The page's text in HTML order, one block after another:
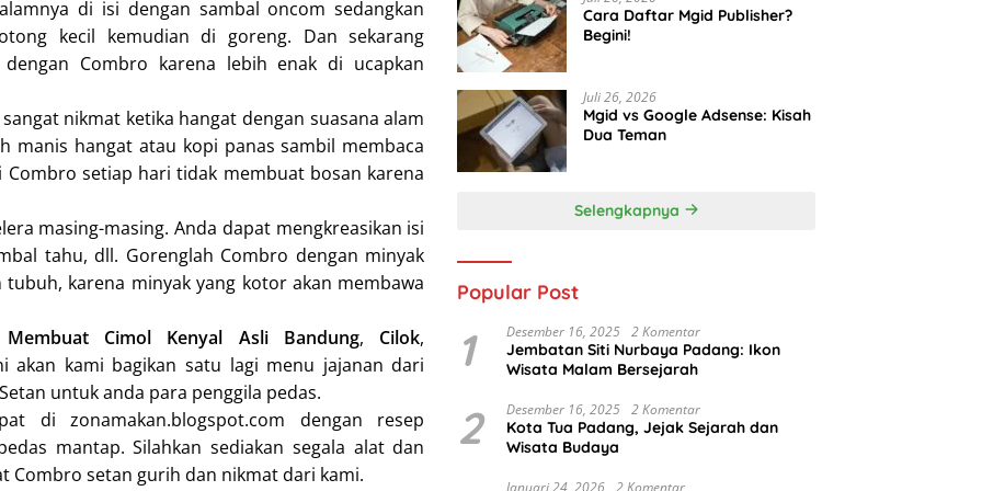
di isi dengan sambal oncom sedangkan
kecil kemudian di goreng. Dan sekarang
Combro karena lebih enak di ucapkan
nikmat ketika hangat dengan suasana alam
manis hangat atau kopi panas sambil membaca
setiap hari tidak membuat bosan karena
masing-masing. Anda dapat mengkreasikan isi
tahu, dll. Gorenglah Combro dengan minyak
karena minyak yang kotor akan membawa
Membuat Cimol Kenyal Asli Bandung, Cilok,
kami bagikan satu lagi menu jajanan dari
untuk anda para penggila pedas.
di zonamakan.blogspot.com dengan resep
mantap. Silahkan sediakan segala alat dan
Combro setan gurih dan nikmat dari kami.
Cara Daftar Mgid Publisher?
Begini!
Juli 26, 2026
Mgid vs Google Adsense: Kisah
Dua Teman
Selengkapnya
Popular Post
1 Desember 16, 2025 2 Komentar
Jembatan Siti Nurbaya Padang: Ikon
Wisata Malam Bersejarah
2 Desember 16, 2025 2 Komentar
Kota Tua Padang, Jejak Sejarah dan
Wisata Budaya
Januari 24, 2026 2 Komentar